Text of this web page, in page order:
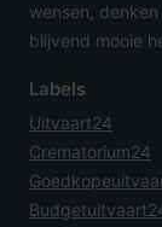
wensen,
blijvend mooie
Labels
Uitvaart24
Crematorium24